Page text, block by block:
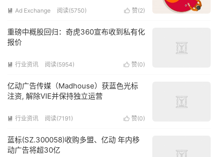
 赞(2)
 Ad Exchange 阅读(5750)
重磅中概股回归：奇虎360宣布收到私有化
报价
 赞(0)
 行业资讯 阅读(5954)
亿动广告传媒（Madhouse）获蓝色光标
注资, 解除VIE并保持独立运营
 赞(0)
 行业资讯 阅读(7191)
蓝标(SZ.300058)收购多盟、亿动 年内移
动广告将超30亿